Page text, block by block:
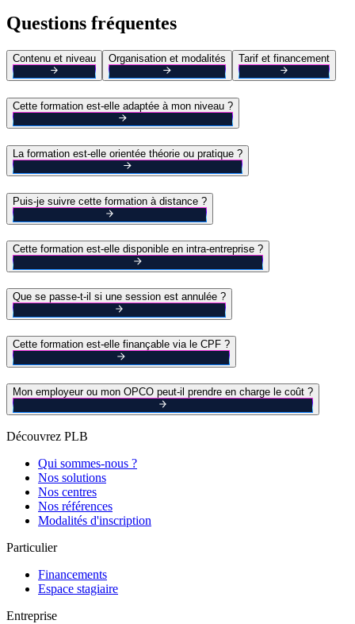
Questions fréquentes
Contenu et niveau Organisation et modalités Tarif et financement
Cette formation est-elle adaptée à mon niveau ?
La formation est-elle orientée théorie ou pratique ?
Puis-je suivre cette formation à distance ?
Cette formation est-elle disponible en intra-entreprise ?
Que se passe-t-il si une session est annulée ?
Cette formation est-elle finançable via le CPF ?
Mon employeur ou mon OPCO peut-il prendre en charge le coût ?
Découvrez PLB
Qui sommes-nous ?
Nos solutions
Nos centres
Nos références
Modalités d'inscription
Particulier
Financements
Espace stagiaire
Entreprise